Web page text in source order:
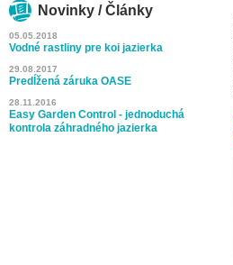
Novinky / Články
05.05.2018
Vodné rastliny pre koi jazierka
29.08.2017
Predĺžená záruka OASE
28.11.2016
Easy Garden Control - jednoduchá
kontrola záhradného jazierka